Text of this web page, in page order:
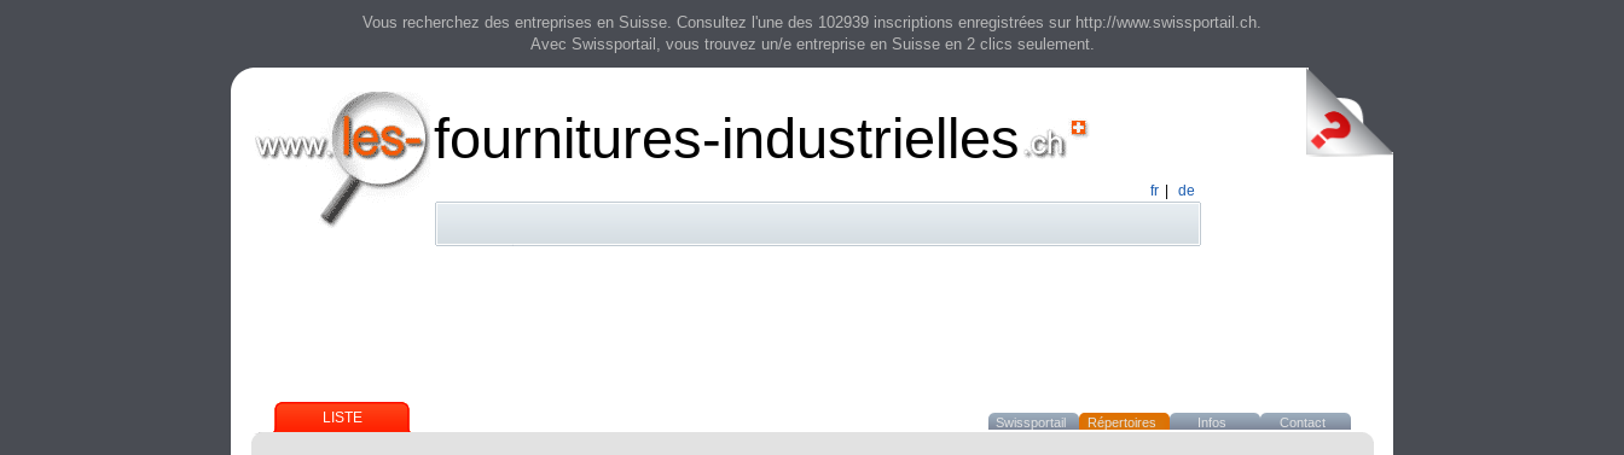
Vous recherchez des entreprises en Suisse. Consultez l'une des 102939 inscriptions enregistrées sur http://www.swissportail.ch.
Avec Swissportail, vous trouvez un/e entreprise en Suisse en 2 clics seulement.
fournitures-industrielles
fr de
LISTE Swissportail Répertoires Infos Contact